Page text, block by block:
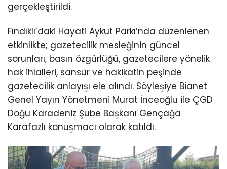
gerçekleştirildi.
Fındıklı’daki Hayati Aykut Parkı’nda düzenlenen
etkinlikte; gazetecilik mesleğinin güncel
sorunları, basın özgürlüğü, gazetecilere yönelik
hak ihlalleri, sansür ve hakikatin peşinde
gazetecilik anlayışı ele alındı. Söyleşiye Bianet
Genel Yayın Yönetmeni Murat İnceoğlu ile ÇGD
Doğu Karadeniz Şube Başkanı Gençağa
Karafazlı konuşmacı olarak katıldı.